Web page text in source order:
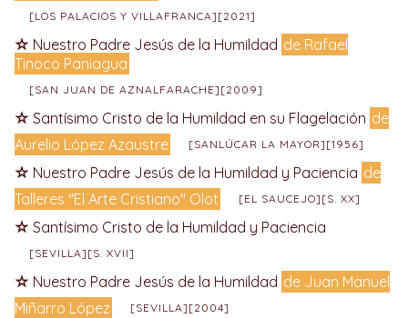
[LOS PALACIOS Y VILLAFRANCA][2021]
Nuestro Padre Jesús de la Humildad de Rafael
Tinoco Paniagua
[SAN JUAN DE AZNALFARACHE][2009]
Santísimo Cristo de la Humildad en su Flagelación de
Aurelio López Azaustre
[SANLÚCAR LA MAYOR][1956]
Nuestro Padre Jesús de la Humildad y Paciencia de
Talleres "El Arte Cristiano" Olot
[EL SAUCEJO][S. XX]
Santísimo Cristo de la Humildad y Paciencia
[SEVILLA][S. XVII]
Nuestro Padre Jesús de la Humildad de Juan Manuel
Miñarro López
[SEVILLA][2004]